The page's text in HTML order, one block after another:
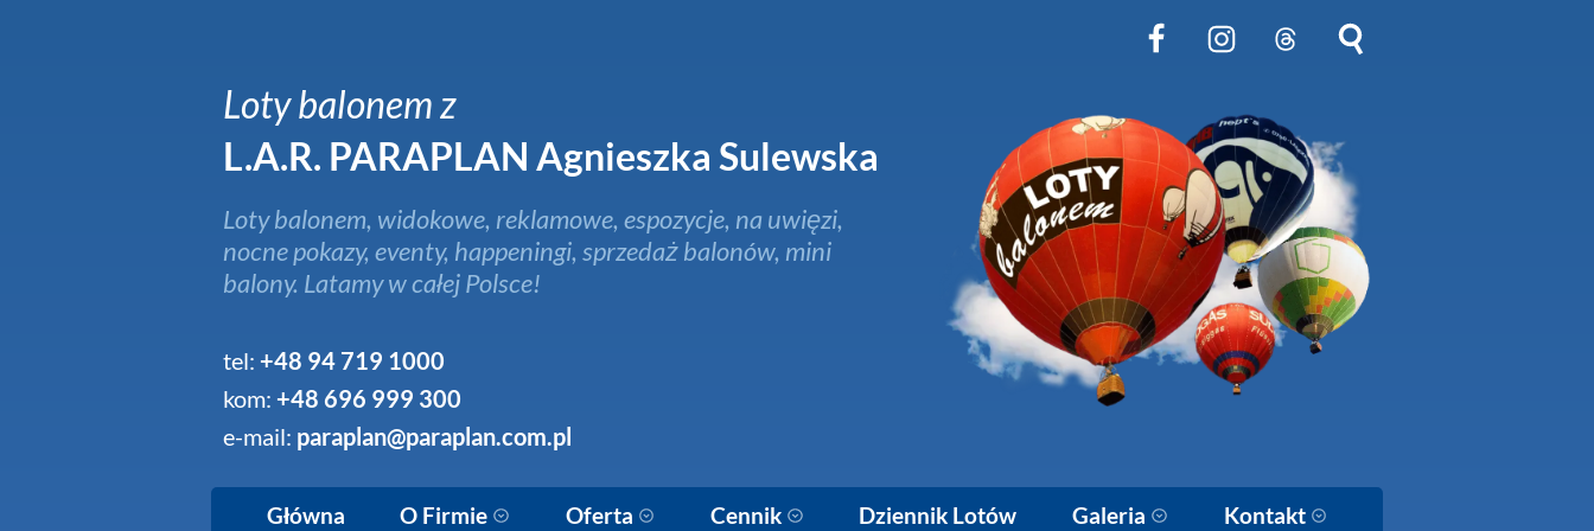
Loty balonem z
L.A.R. PARAPLAN Agnieszka Sulewska
Loty balonem, widokowe, reklamowe, espozycje, na uwięzi,
nocne pokazy, eventy, happeningi, sprzedaż balonów, mini
balony. Latamy w całej Polsce!
tel: +48 94 719 1000
kom: +48 696 999 300
e-mail: paraplan@paraplan.com.pl
Główna O Firmie Oferta Cennik Dziennik Lotów Galeria Kontakt